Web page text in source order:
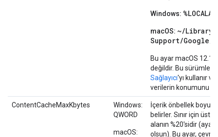
Windows:
macOS: ~/
Support/Google/
Bu ayar macOS 12.1
değildir. Bu
Sağlayıcı'yı kullanır
verilerin konumunu
ContentCacheMaxKbytes
Windows:
QWORD
macOS:
İçerik önbellek boyutu
belirler. Sınır için üst
alanın %20'sidir
olsun). Bu ayar,